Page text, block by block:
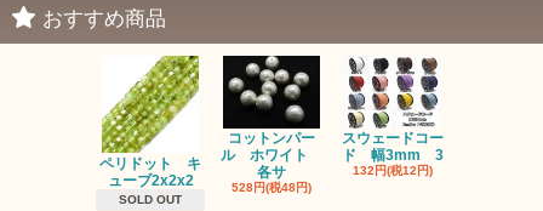
おすすめ商品
ペリドット キ
ューブ2x2x2
SOLD OUT
コットンパー
ル ホワイト
各サ
528円(税48円)
スウェードコー
ド 幅3mm 3
132円(税12円)